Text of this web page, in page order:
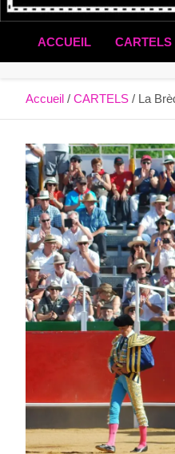
ACCUEIL CARTELS
Accueil CARTELS La